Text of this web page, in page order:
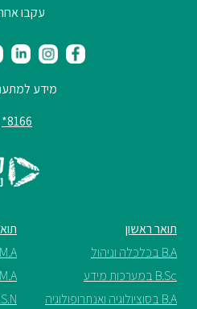
היחידה
לבינלאומיות
עקבו
מידע
8166*
תואר ראשון
B.A בכלכלה וניהול
B.Sc במערכות מידע
B.A בסוציולוגיה ואנתרופולוגיה
M.A ביעוץ חינוכי
M.A בפיתוח וייעוץ ארגוני